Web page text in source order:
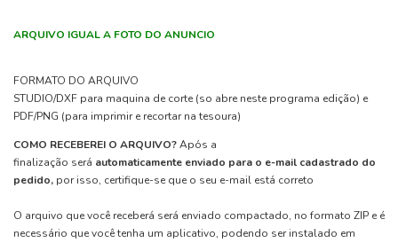
ARQUIVO IGUAL A FOTO DO ANUNCIO
FORMATO DO ARQUIVO
STUDIO/DXF para maquina de corte (so abre neste programa edição) e
PDF/PNG (para imprimir e recortar na tesoura)
COMO RECEBEREI O ARQUIVO?Após a
finalização será automaticamente enviado para o e-mail cadastrado do
pedido, por isso, certifique-se que o seu e-mail está correto
O arquivo que você receberá será enviado compactado, no formato ZIP e é
necessário que você tenha um aplicativo, podendo ser instalado em